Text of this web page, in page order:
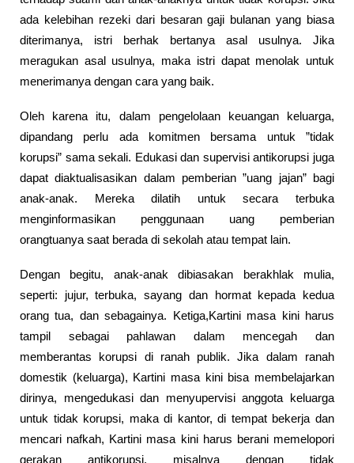
ada kelebihan rezeki dari besaran gaji bulanan yang biasa
diterimanya, istri berhak bertanya asal usulnya. Jika
meragukan asal usulnya, maka istri dapat menolak untuk
menerimanya dengan cara yang baik.
Oleh karena itu, dalam pengelolaan keuangan keluarga,
dipandang perlu ada komitmen bersama untuk ”tidak
korupsi” sama sekali. Edukasi dan supervisi antikorupsi juga
dapat diaktualisasikan dalam pemberian ”uang jajan” bagi
anak-anak. Mereka dilatih untuk secara terbuka
menginformasikan penggunaan uang pemberian
orangtuanya saat berada di sekolah atau tempat lain.
Dengan begitu, anak-anak dibiasakan berakhlak mulia,
seperti: jujur, terbuka, sayang dan hormat kepada kedua
orang tua, dan sebagainya. Ketiga,Kartini masa kini harus
tampil sebagai pahlawan dalam mencegah dan
memberantas korupsi di ranah publik. Jika dalam ranah
domestik (keluarga), Kartini masa kini bisa membelajarkan
dirinya, mengedukasi dan menyupervisi anggota keluarga
untuk tidak korupsi, maka di kantor, di tempat bekerja dan
mencari nafkah, Kartini masa kini harus berani memelopori
gerakan antikorupsi, misalnya dengan tidak